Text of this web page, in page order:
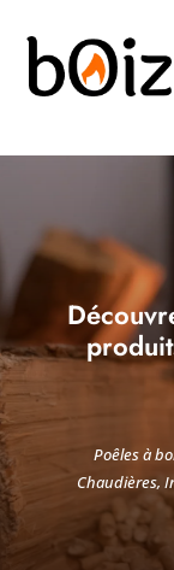
Poêles à
Chaudières,